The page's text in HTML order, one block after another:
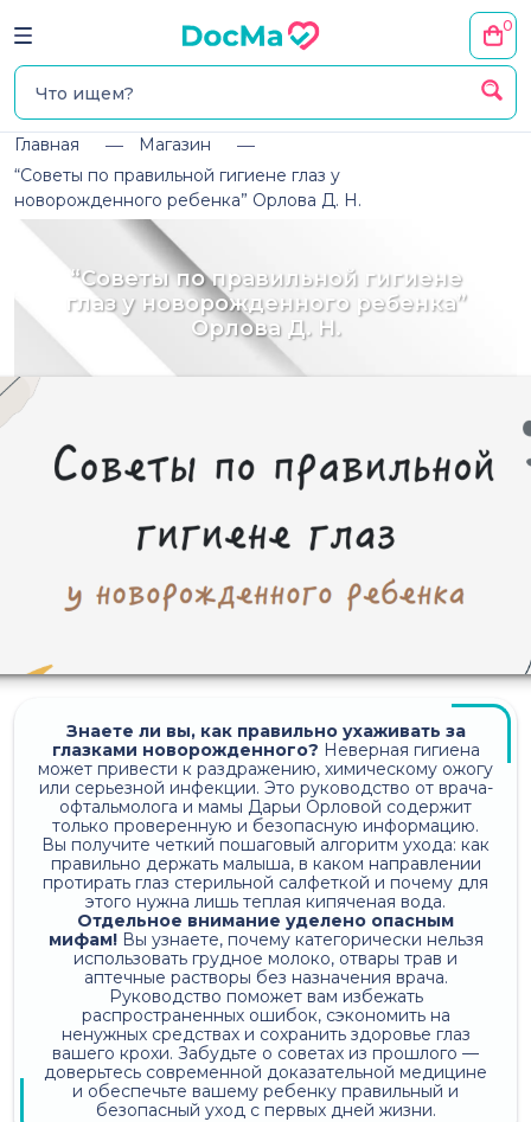
0
Главная
Магазин
“Советы по правильной гигиене глаз у
новорожденного ребенка” Орлова Д. Н.
“Советы по правильной гигиене
глаз у новорожденного ребенка”
Орлова Д. Н.
Знаете ли вы, как правильно ухаживать за
глазками новорожденного? Неверная гигиена
может привести к раздражению, химическому ожогу
или серьезной инфекции. Это руководство от врача-
офтальмолога и мамы Дарьи Орловой содержит
только проверенную и безопасную информацию.
Вы получите четкий пошаговый алгоритм ухода: как
правильно держать малыша, в каком направлении
протирать глаз стерильной салфеткой и почему для
этого нужна лишь теплая кипяченая вода.
Отдельное внимание уделено опасным
мифам!Вы узнаете, почему категорически нельзя
использовать грудное молоко, отвары трав и
аптечные растворы без назначения врача.
Руководство поможет вам избежать
распространенных ошибок, сэкономить на
ненужных средствах и сохранить здоровье глаз
вашего крохи. Забудьте о советах из прошлого —
доверьтесь современной доказательной медицине
и обеспечьте вашему ребенку правильный и
безопасный уход с первых дней жизни.